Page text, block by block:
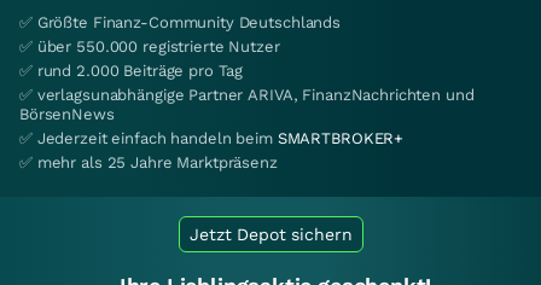
✅ Größte Finanz-Community Deutschlands
✅ über 550.000 registrierte Nutzer
✅ rund 2.000 Beiträge pro Tag
✅ verlagsunabhängige Partner ARIVA, FinanzNachrichten und
BörsenNews
✅ Jederzeit einfach handeln beim SMARTBROKER+
✅ mehr als 25 Jahre Marktpräsenz
Jetzt Depot sichern